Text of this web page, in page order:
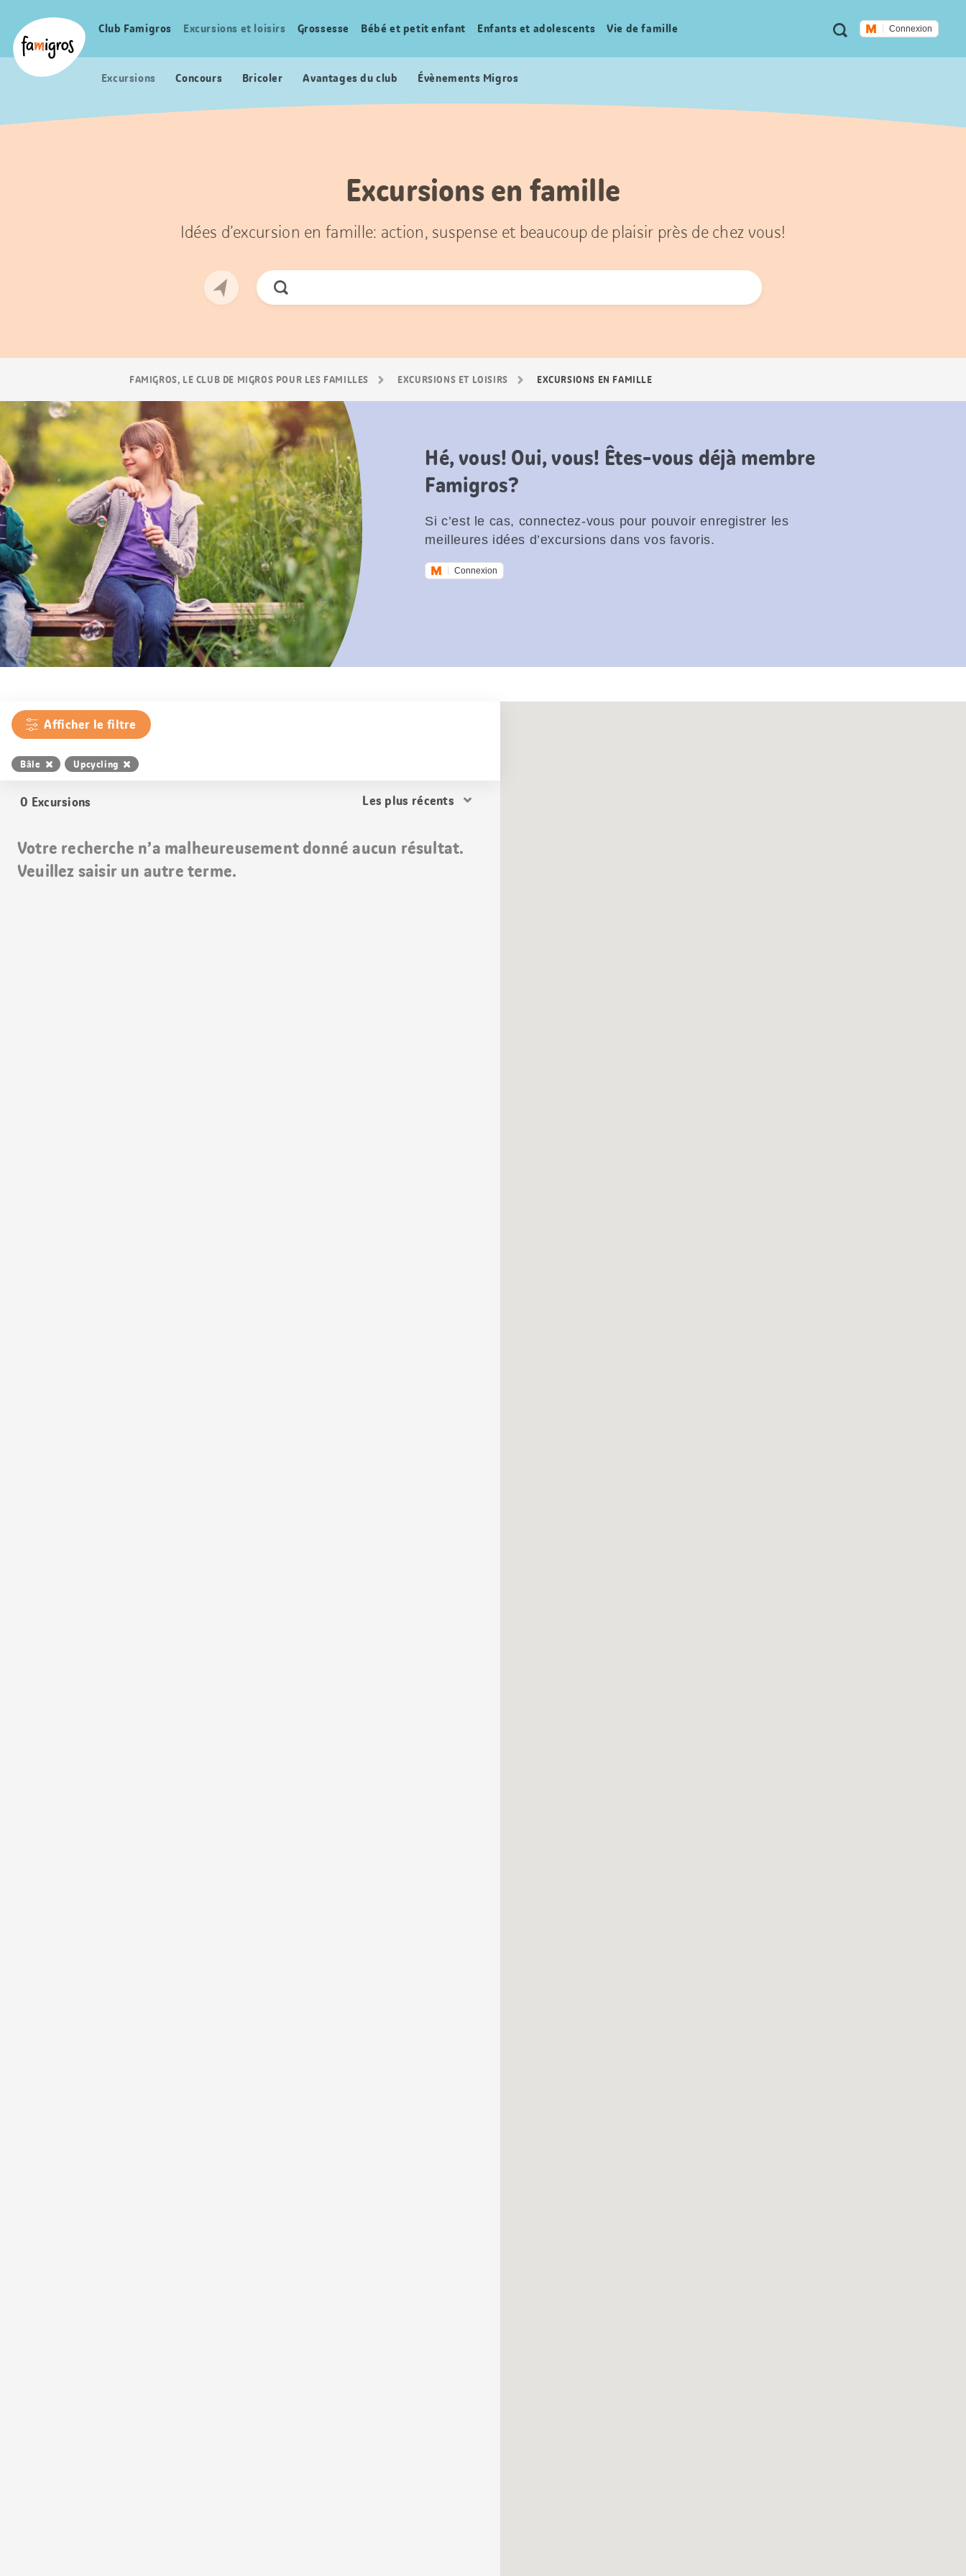
navigation
Logo
Métanavigation
RechercheConnexion
Navigation
Club Famigros Excursions et loisirs Grossesse Bébé et petit enfant Enfants et adolescents Vie de famille
Excursions Concours Bricoler Avantages du club Évènements Migros
Excursions en famille
Idées d’excursion en famille: action, suspense et beaucoup de plaisir près de chez vous!
Chercher
FAMIGROS, LE CLUB DE MIGROS POUR LES FAMILLES EXCURSIONS ET LOISIRS EXCURSIONS EN FAMILLE
Hé, vous! Oui, vous! Êtes-vous déjà membre
Famigros?
Si c’est le cas, connectez-vous pour pouvoir enregistrer les
meilleures idées d’excursions dans vos favoris.
Connexion
Afficher le filtre
Bâle Upcycling
0 Excursions
Trier
Votre recherche n’a malheureusement donné aucun résultat.
Veuillez saisir un autre terme.